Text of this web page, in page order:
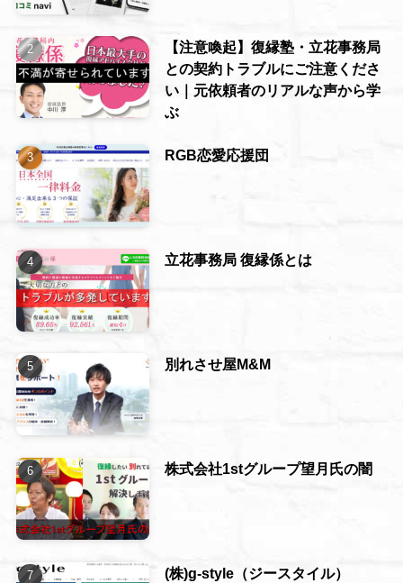
【注意喚起】復縁塾・立花事務局
との契約トラブルにご注意くださ
い｜元依頼者のリアルな声から学
ぶ
RGB恋愛応援団
立花事務局 復縁係とは
別れさせ屋M&M
株式会社1stグループ望月氏の闇
(株)g-style（ジースタイル）